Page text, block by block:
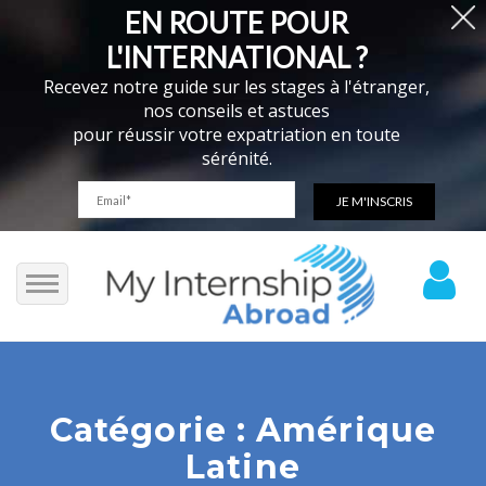
Toutes nos offres
Toutes nos offres
V.I.E.
Catégorie :Amérique
Latine
EN ROUTE POUR
L'INTERNATIONAL ?
Recevez notre guide sur les stages à l'étranger,
nos conseils et astuces
pour réussir votre expatriation en toute
sérénité.